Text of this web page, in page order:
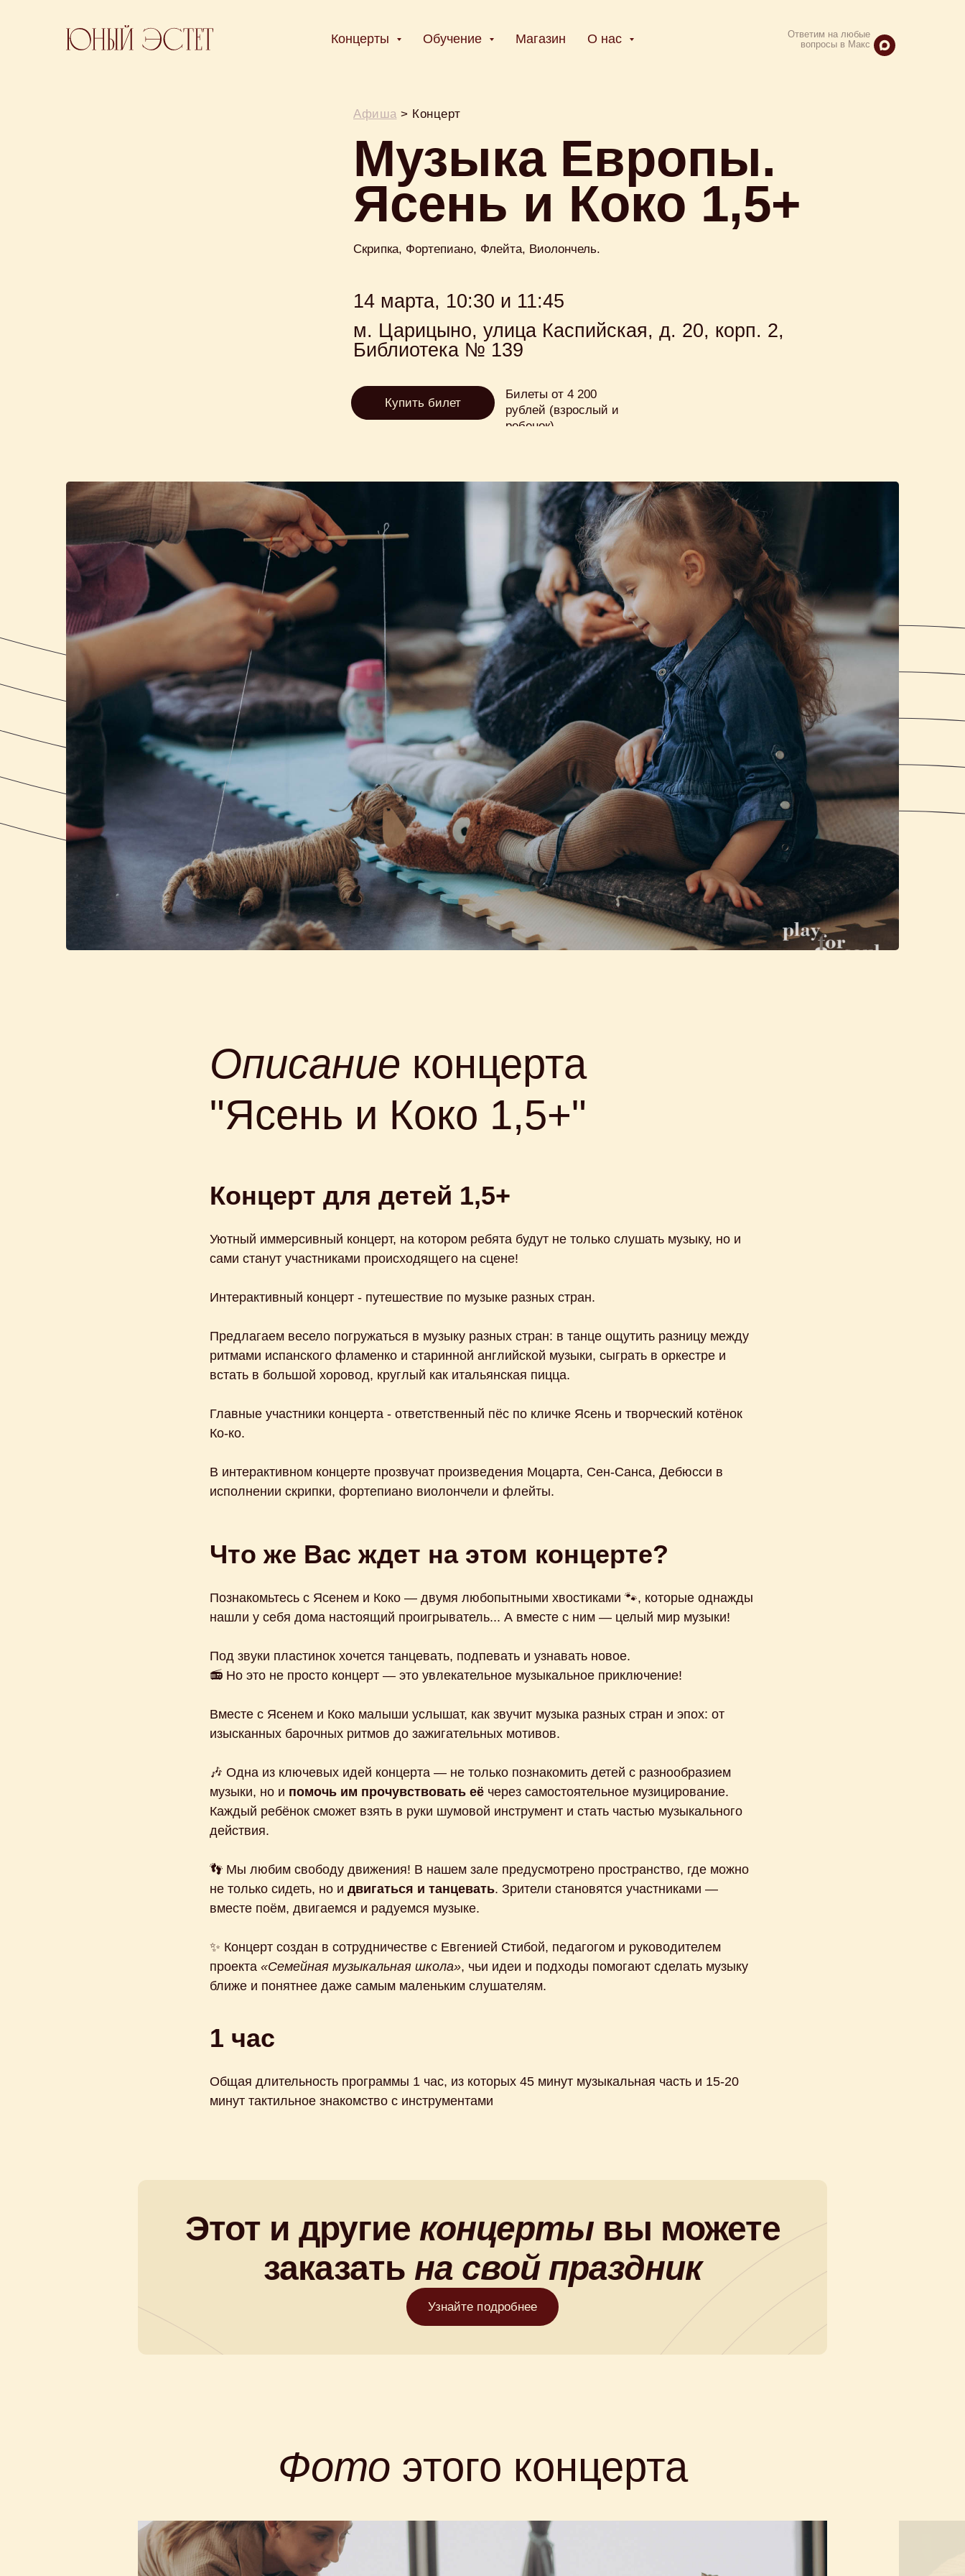
Концерты Обучение Магазин О нас
Ответим на любые
вопросы в Макс
Афиша> Концерт
Музыка Европы.
Ясень и Коко 1,5+
Скрипка, Фортепиано, Флейта, Виолончель.
14 марта, 10:30 и 11:45
м. Царицыно, улица Каспийская, д. 20, корп. 2,
Библиотека № 139
Купить билет
Билеты от 4 200
рублей (взрослый и
ребенок)
Описание концерта
"Ясень и Коко 1,5+"
Концерт для детей 1,5+
Уютный иммерсивный концерт, на котором ребята будут не только слушать музыку, но и
сами станут участниками происходящего на сцене!
Интерактивный концерт - путешествие по музыке разных стран.
Предлагаем весело погружаться в музыку разных стран: в танце ощутить разницу между
ритмами испанского фламенко и старинной английской музыки, сыграть в оркестре и
встать в большой хоровод, круглый как итальянская пицца.
Главные участники концерта - ответственный пёс по кличке Ясень и творческий котёнок
Ко-ко.
В интерактивном концерте прозвучат произведения Моцарта, Сен-Санса, Дебюсси в
исполнении скрипки, фортепиано виолончели и флейты.
Что же Вас ждет на этом концерте?
Познакомьтесь с Ясенем и Коко — двумя любопытными хвостиками 🐾, которые однажды
нашли у себя дома настоящий проигрыватель... А вместе с ним — целый мир музыки!
Под звуки пластинок хочется танцевать, подпевать и узнавать новое.
📻 Но это не просто концерт — это увлекательное музыкальное приключение!
Вместе с Ясенем и Коко малыши услышат, как звучит музыка разных стран и эпох: от
изысканных барочных ритмов до зажигательных мотивов.
🎶 Одна из ключевых идей концерта — не только познакомить детей с разнообразием
музыки, но и помочь им прочувствовать её через самостоятельное музицирование.
Каждый ребёнок сможет взять в руки шумовой инструмент и стать частью музыкального
действия.
👣 Мы любим свободу движения! В нашем зале предусмотрено пространство, где можно
не только сидеть, но и двигаться и танцевать. Зрители становятся участниками —
вместе поём, двигаемся и радуемся музыке.
✨ Концерт создан в сотрудничестве с Евгенией Стибой, педагогом и руководителем
проекта «Семейная музыкальная школа», чьи идеи и подходы помогают сделать музыку
ближе и понятнее даже самым маленьким слушателям.
1 час
Общая длительность программы 1 час, из которых 45 минут музыкальная часть и 15-20
минут тактильное знакомство с инструментами
Этот и другие концертывы можете
заказать на свой праздник
Узнайте подробнее
Фото этого концерта